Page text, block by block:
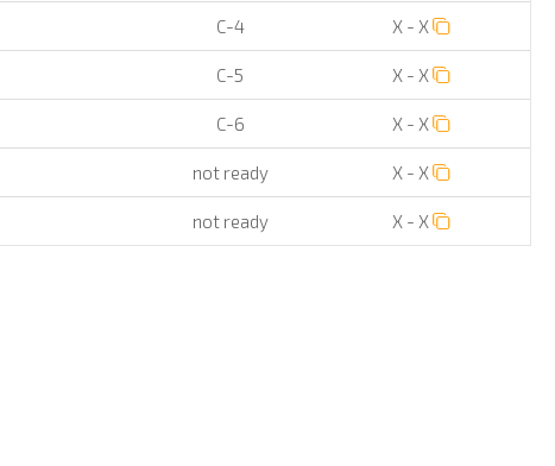
C-4 X - X
C-5 X - X
C-6 X - X
not ready X - X
not ready X - X